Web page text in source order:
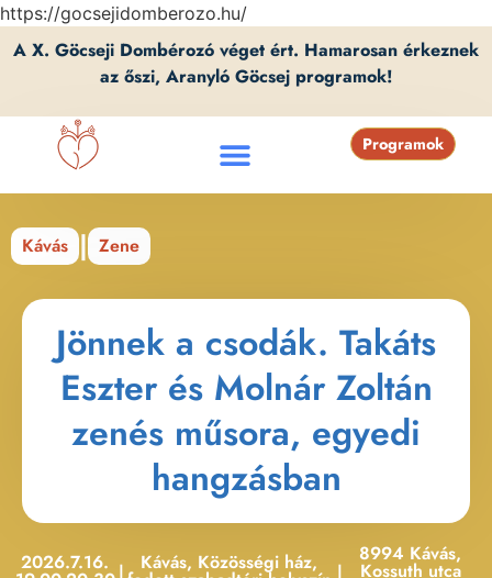
https://gocsejidomberozo.hu/
A X. Göcseji Dombérozó véget ért. Hamarosan érkeznek
az őszi, Aranyló Göcsej programok!
Programok
Kávás | Zene
Jönnek a csodák. Takáts
Eszter és Molnár Zoltán
zenés műsora, egyedi
hangzásban
2026.7.16. | Kávás, Közösségi ház, |
8994 Kávás,
Kossuth utca